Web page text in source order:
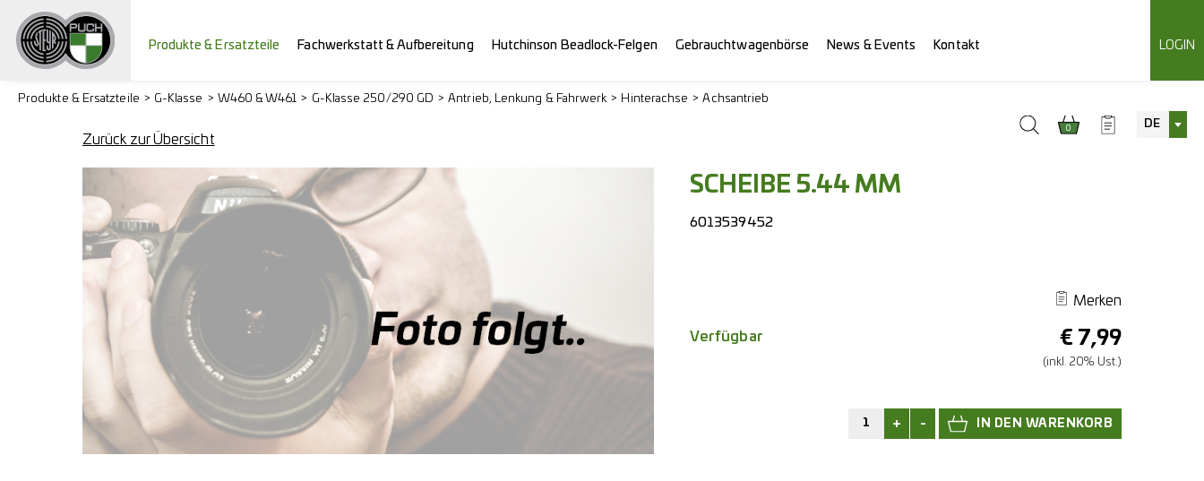
Produkte & Ersatzteile Fachwerkstatt & Aufbereitung Hutchinson Beadlock-Felgen Gebrauchtwagenbörse News & Events Kontakt LOGIN
0 DE
Produkte & Ersatzteile G-Klasse W460 & W461 G-Klasse 250/290 GD Antrieb, Lenkung & Fahrwerk Hinterachse Achsantrieb
Zurück zur Übersicht
SCHEIBE 5.44 MM
6013539452
Merken
€ 7,99
(inkl. 20% Ust.)
Verfügbar
+ -